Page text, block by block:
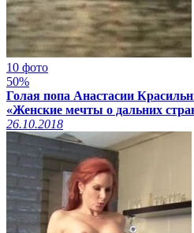
10 фото
50%
Голая попа Анастасии
«Женские мечты о дальних
26.10.2018